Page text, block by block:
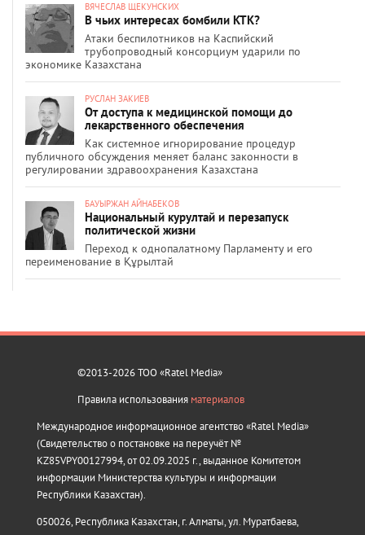
ВЯЧЕСЛАВ ЩЕКУНСКИХ
В чьих интересах бомбили КТК?
Атаки беспилотников на Каспийский
трубопроводный консорциум ударили по
экономике Казахстана
РУСЛАН ЗАКИЕВ
От доступа к медицинской помощи до
лекарственного обеспечения
Как системное игнорирование процедур
публичного обсуждения меняет баланс законности в
регулировании здравоохранения Казахстана
БАУЫРЖАН АЙНАБЕКОВ
Национальный курултай и перезапуск
политической жизни
Переход к однопалатному Парламенту и его
переименование в Құрылтай
©2013-2026 ТОО «Ratel Media»
Правила использования материалов
Международное информационное агентство «Ratel Media»
(Свидетельство о постановке на переучёт №
KZ85VPY00127994, от 02.09.2025 г., выданное Комитетом
информации Министерства культуры и информации
Республики Казахстан).
050026, Республика Казахстан, г. Алматы, ул. Муратбаева,